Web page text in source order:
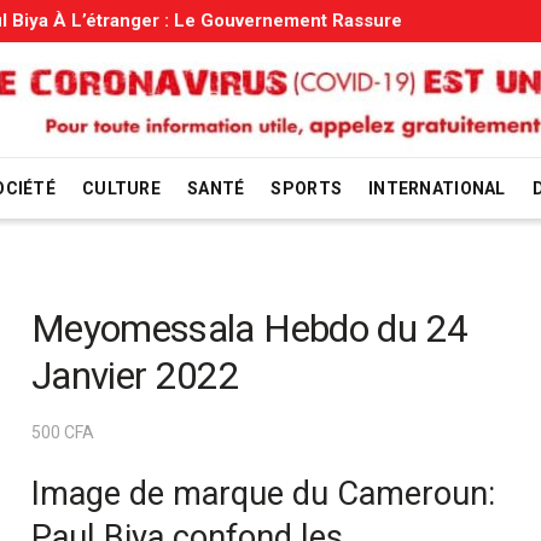
CULTURE SANTÉ SPORTS INTERNATIONAL
Meyomessala Hebdo du 24
Janvier 2022
500 CFA
Image de marque du Cameroun:
Rassure